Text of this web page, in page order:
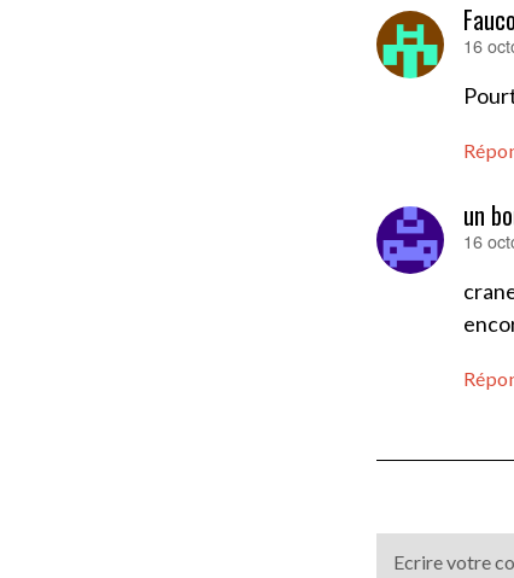
dit :
16
un
dit :
16